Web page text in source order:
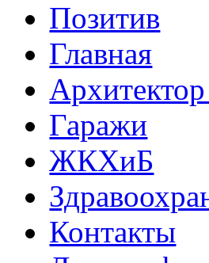
Позитив
Главная
Гаражи
ЖКХиБ
Контакты